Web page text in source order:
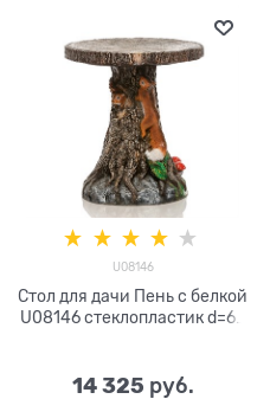
U08146
Стол для дачи Пень с белкой
U08146 стеклопластик d=60
14 325 руб.